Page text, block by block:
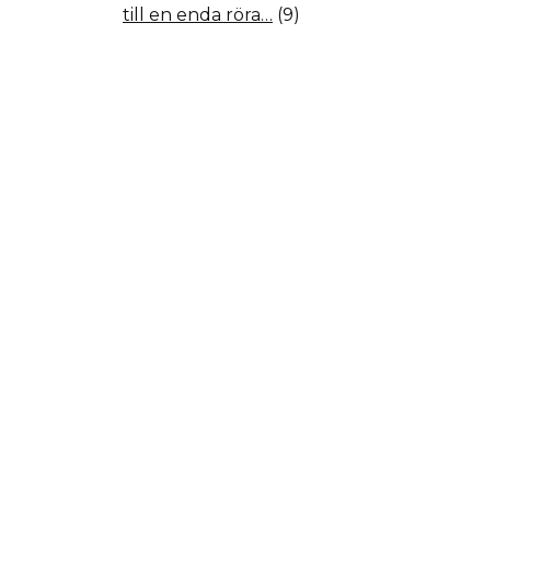
till en enda röra… (9)